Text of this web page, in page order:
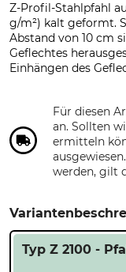
Z-Profil-Stahlpfahl
g/m²) kalt geformt.
Abstand von 10 cm
Geflechtes
Einhängen des
Für diesen
an. Sollten
ermitteln
werden, gilt
Typ Z 2100 -